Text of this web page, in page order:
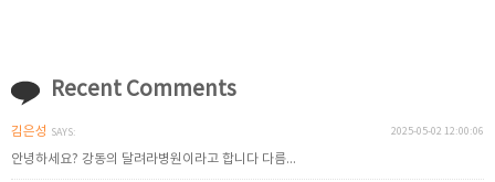
Recent Comments
김은성 SAYS: 2025-05-02 12:00:06
안녕하세요? 강동의 달려라병원이라고 합니다 다름...